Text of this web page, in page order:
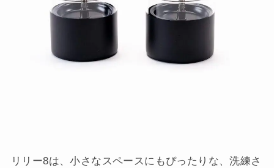
リリー8は、小さなスペースにもぴったりな、洗練さ